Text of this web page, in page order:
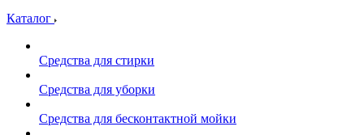
Каталог
Средства для стирки
Средства для уборки
Средства для бесконтактной мойки